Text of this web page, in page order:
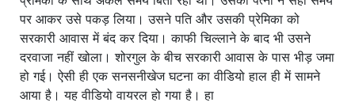
पर आकर उसे पकड़ लिया। उसने पति और उसकी प्रेमिका को
सरकारी आवास में बंद कर दिया। काफी चिल्लाने के बाद भी उसने
दरवाजा नहीं खोला। शोरगुल के बीच सरकारी आवास के पास भीड़ जमा
हो गई। ऐसी ही एक सनसनीखेज घटना का वीडियो हाल ही में सामने
आया है। यह वीडियो वायरल हो गया है। हा